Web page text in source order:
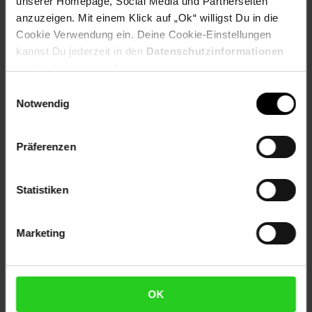
anzuzeigen. Mit einem Klick auf „Ok“ willigst Du in die
Cookie Verwendung ein. Deine Cookie-Einstellungen
kannst Du jederzeit in den Datenschutzinformationen
Notwendig
Präferenzen
Statistiken
Marketing
OK
Kennzeichnung
Netto Reisen TV-Shop Weinwelt